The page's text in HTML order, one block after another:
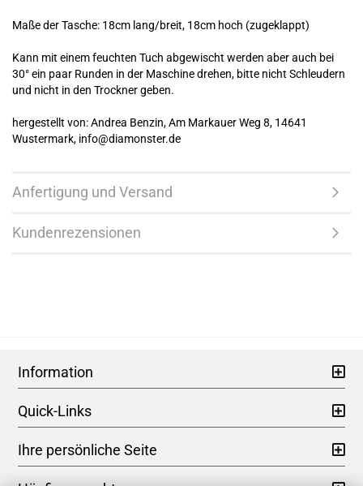
Maße der Tasche: 18cm lang/breit, 18cm hoch (zugeklappt)
Kann mit einem feuchten Tuch abgewischt werden aber auch bei
30° ein paar Runden in der Maschine drehen, bitte nicht Schleudern
und nicht in den Trockner geben.
hergestellt von: Andrea Benzin, Am Markauer Weg 8, 14641
Wustermark, info@diamonster.de
Anfertigung und Versand
Kundenrezensionen
Information
Quick-Links
Ihre persönliche Seite